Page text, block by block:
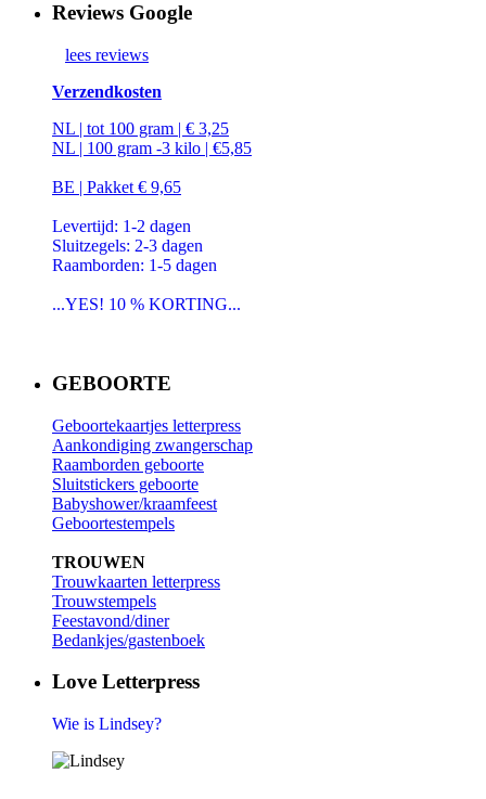
Reviews Google
lees reviews
Verzendkosten
NL | tot 100 gram | € 3,25
NL | 100 gram -3 kilo | €5,85
BE | Pakket € 9,65
Levertijd: 1-2 dagen
Sluitzegels: 2-3 dagen
Raamborden: 1-5 dagen
...YES! 10 % KORTING...
GEBOORTE
Geboortekaartjes letterpress
Aankondiging zwangerschap
Raamborden geboorte
Sluitstickers geboorte
Babyshower/kraamfeest
Geboortestempels
TROUWEN
Trouwkaarten letterpress
Trouwstempels
Feestavond/diner
Bedankjes/gastenboek
Love Letterpress
Wie is Lindsey?